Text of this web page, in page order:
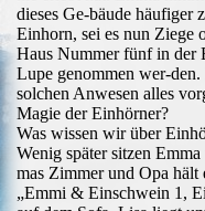
dieses Ge-bäude häufiger
Einhorn, sei es nun Ziege
Haus Nummer fünf in der
Lupe genommen wer-
solchen Anwesen alles
Magie der Einhörner?
Was wissen wir über
Wenig später sitzen
mas Zimmer und Opa
„Emmi & Einschwein 1,